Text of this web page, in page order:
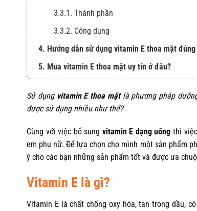
3.3.1. Thành phần
3.3.2. Công dụng
4. Hướng dẫn sử dụng vitamin E thoa mặt đúng
5. Mua vitamin E thoa mặt uy tín ở đâu?
Sử dụng vitamin E thoa mặtlà phương pháp
được sử dụng nhiều như thế?
Cùng với việc bổ sung vitamin E dạng uống thì
em phụ nữ. Để lựa chọn cho mình một sản phẩm
ý cho các bạn những sản phẩm tốt và được ưa
Vitamin E là gì?
Vitamin E là chất chống oxy hóa, tan trong dầu,